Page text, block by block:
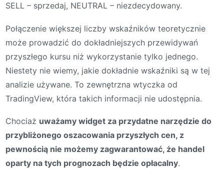
SELL – sprzedaj, NEUTRAL – niezdecydowany.
Połączenie większej liczby wskaźników teoretycznie
może prowadzić do dokładniejszych przewidywań
przyszłego kursu niż wykorzystanie tylko jednego.
Niestety nie wiemy, jakie dokładnie wskaźniki są w tej
analizie używane. To zewnętrzna wtyczka od
TradingView, która takich informacji nie udostępnia.
Chociaż uważamy widget za przydatne narzędzie do
przybliżonego oszacowania przyszłych cen, z
pewnością nie możemy zagwarantować, że handel
oparty na tych prognozach będzie opłacalny.